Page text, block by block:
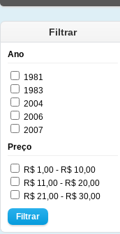
Filtrar
Ano
1981
1983
2004
2006
2007
Preço
R$ 1,00 - R$ 10,00
R$ 11,00 - R$ 20,00
R$ 21,00 - R$ 30,00
Filtrar